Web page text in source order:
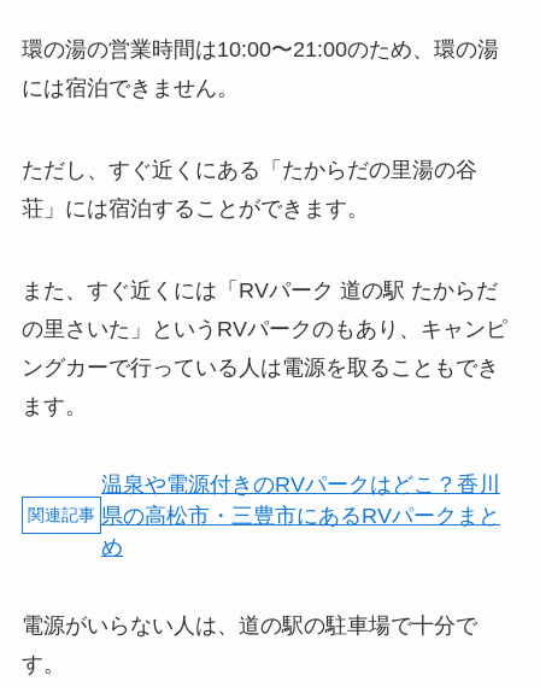
環の湯の営業時間は10:00〜21:00のため、環の湯
には宿泊できません。
ただし、すぐ近くにある「たからだの里湯の谷
荘」には宿泊することができます。
また、すぐ近くには「RVパーク 道の駅 たからだ
の里さいた」というRVパークのもあり、キャンピ
ングカーで行っている人は電源を取ることもでき
ます。
温泉や電源付きのRVパークはどこ？香川
県の高松市・三豊市にあるRVパークまと
め
電源がいらない人は、道の駅の駐車場で十分で
す。